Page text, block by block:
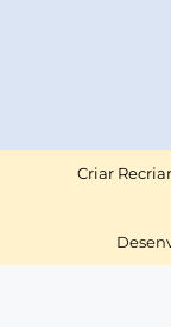
Criar